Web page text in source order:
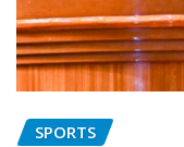
SPORTS